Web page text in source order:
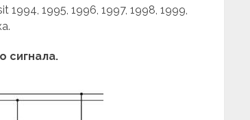
1994, 1995, 1996, 1997, 1998, 1999,
сигнала.